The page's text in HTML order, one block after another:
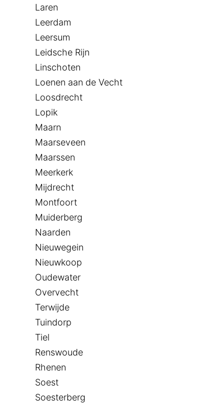
Laren
Leerdam
Leersum
Leidsche Rijn
Linschoten
Loenen aan de Vecht
Loosdrecht
Lopik
Maarn
Maarseveen
Maarssen
Meerkerk
Mijdrecht
Montfoort
Muiderberg
Naarden
Nieuwegein
Nieuwkoop
Oudewater
Overvecht
Terwijde
Tuindorp
Tiel
Renswoude
Rhenen
Soest
Soesterberg